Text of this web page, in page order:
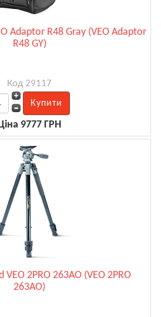
Adaptor R48 Gray (VEO Adaptor
R48 GY)
Код 29117
9777 ГРН
2PRO 263AO (VEO 2PRO
263AO)